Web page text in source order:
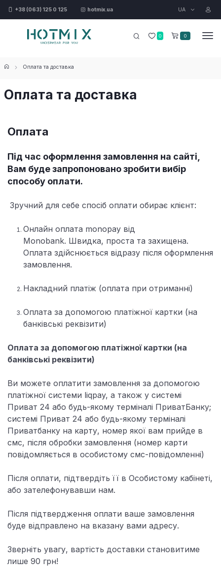
+38 (063) 125 0 125 hotmix.ua UA
0 0
Оплата та доставка
Оплата та доставка
Оплата
Під час оформлення замовлення на сайті,
Вам буде запропоновано зробити вибір
способу оплати.
Зручний для себе спосіб оплати обирає клієнт:
Онлайн оплата monopay від
Monobank. Швидка, проста та захищена.
Оплата здійснюється відразу після оформлення
замовлення.
Накладний платіж (оплата при отриманні)
Оплата за допомогою платіжної картки (на
банківські реквізити)
Оплата за допомогою платіжної картки (на
банківські реквізити)
Ви можете оплатити замовлення за допомогою
платіжної системи liqpay, а також у системі
Приват 24 або будь-якому терміналі ПриватБанку;
системі Приват 24 або будь-якому терміналі
Приватбанку на карту, номер якої вам прийде в
смс, після обробки замовлення (номер карти
повідомляється в особистому смс-повідомленні)
Після оплати, підтвердіть її в Особистому кабінеті,
або зателефонувавши нам.
Після підтвердження оплати ваше замовлення
буде відправлено на вказану вами адресу.
Зверніть увагу, вартість доставки становитиме
лише 90 грн!